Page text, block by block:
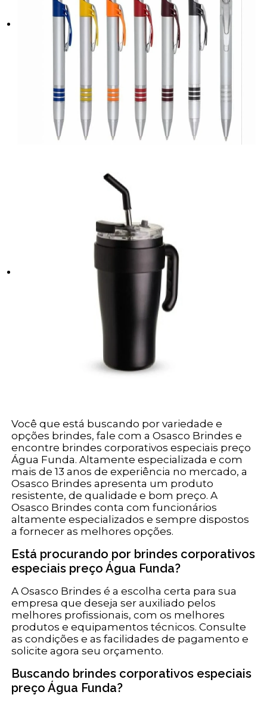
Você que está buscando por variedade e
opções brindes, fale com a Osasco Brindes e
encontre brindes corporativos especiais preço
Água Funda. Altamente especializada e com
mais de 13 anos de experiência no mercado, a
Osasco Brindes apresenta um produto
resistente, de qualidade e bom preço. A
Osasco Brindes conta com funcionários
altamente especializados e sempre dispostos
a fornecer as melhores opções.
Está procurando por brindes corporativos
especiais preço Água Funda?
A Osasco Brindes é a escolha certa para sua
empresa que deseja ser auxiliado pelos
melhores profissionais, com os melhores
produtos e equipamentos técnicos. Consulte
as condições e as facilidades de pagamento e
solicite agora seu orçamento.
Buscando brindes corporativos especiais
preço Água Funda?